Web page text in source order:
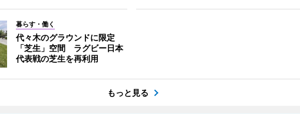
暮らす・働く
代々木のグラウンドに限定
「芝生」空間 ラグビー日本
代表戦の芝生を再利用
もっと見る